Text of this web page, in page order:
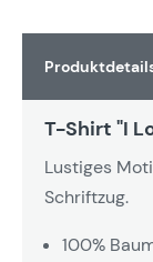
T-Shirt "I
Lustiges
Schriftzug.
100%